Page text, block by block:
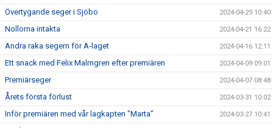
Övertygande seger i Sjöbo 2024-04-29 10:40
Nollorna intakta 2024-04-21 16:22
Andra raka segern för A-laget 2024-04-16 12:11
Ett snack med Felix Malmgren efter premiären 2024-04-09 09:01
Premiärseger 2024-04-07 08:48
Årets första förlust 2024-03-31 10:02
Inför premiären med vår lagkapten "Marta" 2024-03-27 10:41